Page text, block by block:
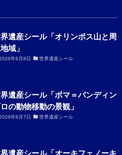
遺産シール「オリンポス山と周
域」
年8月8日 世界遺産シール
遺産シール「ボマ＝バンディン
の動物移動の景観」
年8月7日 世界遺産シール
遺産シール「オーキフェノーキ